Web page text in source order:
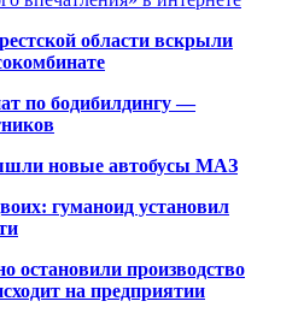
области вскрыли
по бодибилдингу —
новые автобусы МАЗ
гуманоид установил
остановили производство
на предприятии